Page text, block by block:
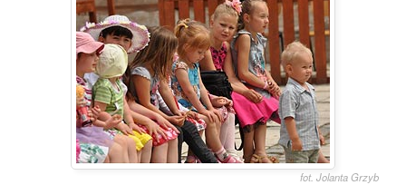
fot. Jolanta Grzyb